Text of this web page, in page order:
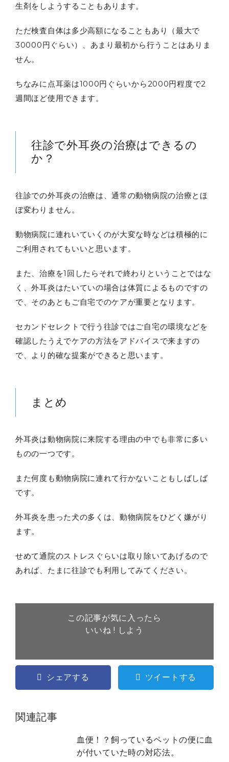
生剤をしようすることもあります。
ただ検査自体は多少高額になることもあり（最大で
30000円ぐらい）、あまり最初から行うことはありま
せん。
ちなみに点耳薬は1000円ぐらいから2000円程度で2
週間ほど使用できます。
往診で外耳炎の治療はできるの
か？
往診での外耳炎の治療は、通常の動物病院の治療とほ
ぼ変わりません。
動物病院に連れいていくのが大変な時などは積極的に
ご利用されてもいいと思います。
また、治療を1回したらそれで終わりということではな
く、外耳炎はたいていの場合は体質によるものですの
で、そのあともご自宅でのケアが重要となります。
セカンドセレクトで行う往診ではご自宅の環境などを
確認したうえでケアの方法をアドバイスで来ますの
で、より的確な提案ができると思います。
まとめ
外耳炎は動物病院に来院する理由の中でも非常に多い
ものの一つです。
また何度も動物病院に連れて行かないこともしばしば
です。
外耳炎を患った犬の多くは、動物病院をひどく嫌がり
ます。
せめて通院のストレスぐらいは取り除いてあげるので
あれば、たまに往診でも利用してみてください。
この記事が気に入ったら
いいね ! しよう
シェアする ツイートする
関連記事
血便！？飼っているペットの便に血
が付いていた時の対応法。